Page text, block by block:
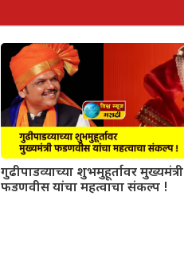
गुढीपाडव्याच्या शुभमुहूर्तावर मुख्यमंत्री
फडणवीस यांचा महत्वाचा संकल्प !